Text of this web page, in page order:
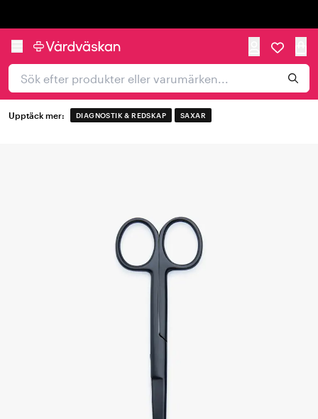
Upptäck mer: DIAGNOSTIK & REDSKAP SAXAR